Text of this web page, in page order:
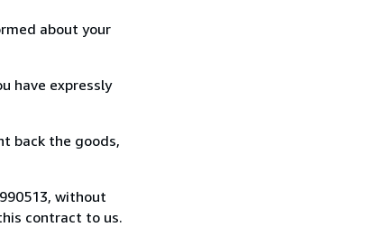
about your
have expressly
back the goods,
without
contract to us.